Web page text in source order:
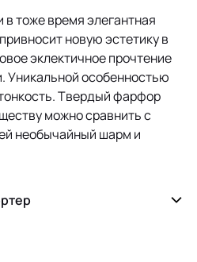
тоже время элегантная
новую эстетику в
эклектичное прочтение
Уникальной особенностью
Твердый фарфор
можно сравнить с
необычайный шарм и